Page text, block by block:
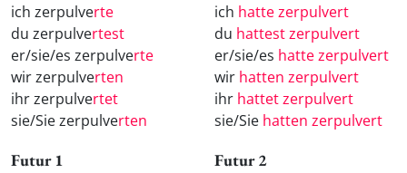
ich zerpulverte
du zerpulvertest
er/sie/es zerpulverte
wir zerpulverten
ihr zerpulvertet
sie/Sie zerpulverten
ich hatte zerpulvert
du hattest zerpulvert
er/sie/es hatte zerpulvert
wir hatten zerpulvert
ihr hattet zerpulvert
sie/Sie hatten zerpulvert
Futur 1 Futur 2